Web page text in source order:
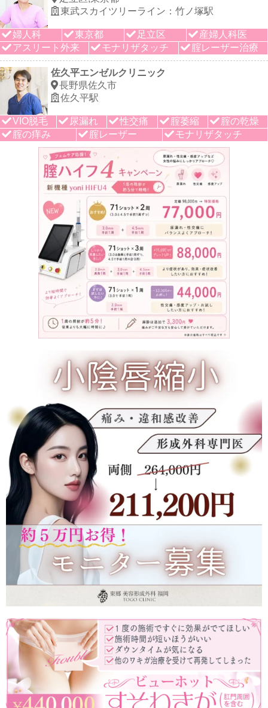
東武スカイツリーライン：竹ノ塚駅
婦人科 東京都 足立区
産婦人科医
アスリート外来
モナリザタッチ 腟レーザー治療
佐久平エンゼルクリニック
長野県佐久市
佐久平駅
VIO脱毛 尿漏れ 性交痛 腟萎縮
腟の乾燥
腟の痒み
腟レーザー モナリザタッチ